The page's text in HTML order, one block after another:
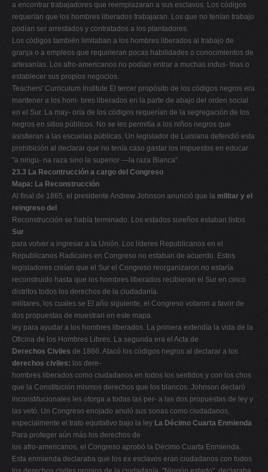
a encontrar trabajadores que reemplazaran a sus esclavos. Los códigos
requerían que los hombres liberados trabajaran. Los que no tenían trabajo
podían ser arrestados y contratados a los plantadores.
Los códigos también limitaban a los hombres liberados al trabajo de
granja o a empleos que requirieran pocas habilidades o conocimientos de
artesanías. Los afro-americanos no podían entrar a muchas indus- trias o
establecer sus propios negocios.
Teachers' Curriculum Institute El tercer propósito de los códigos negros era
mantener a los hom- bres liberados en la parte de abajo del orden social
en el Sur. La may- oría de los códigos requerían de la segregación de los
negros en sitios públicos. No se les permitía a los niños negros que
asistieran a las escuelas públicas. Un legislador de Luisiana defendió esta
prohibición al declarar que no tenía caso gastar los impuestos en educar
"a ningu- na raza sino la superior —la raza Blanca".
23.3 La Recontrucción a cargo del Congreso
Mapa: La Reconstrucción
Al final de 1865, el presidente Andrew Johnson anunció que la militar y el
reingreso del
Reconstrucción se había terminado. Los estados sureños estaban listos
Sur
para volver a ingresar a la Unión. Los líderes Republicanos en el
Republicanos Radicales en Congreso no estaban de acuerdo. Estos
legisladores creían que el Sur el Congreso reorganizaron no estaría
reconstruido hasta que los hombres liberados recibieran el Sur en cinco
distritos todos los derechos de la ciudadanía.
militares, los cuales se El año siguiente, el Congreso votaron a favor de
dos propuestas de muestran en este mapa.
ley para ayudar a los hombres liberados. La primera extendía la vida de la
Oficina de los Hombres Libres. La segunda era el Acta de
Derechos Civiles de 1866. Atacó los códigos negros al declarar a los
derechos civiles: los dere-
hombres liberados como ciudadanos en todos los sentidos y con los chos
que la Constitución mismos derechos que los blancos. Johnson declaró
inconstitucionales les otorga a todas las per- a las dos propuestas de ley y
las vetó. Un Congreso enojado anuló sus sonas como ciudadanos,
especialmente el trato equitativo bajo la ley La Décimo Cuarta Enmienda
Para proteger aún más los derechos de
los afro-americanos, el Congreso aprobó la Décimo Cuarta Enmienda.
Esta enmienda declaraba que los ex esclavos eran ciudadanos con todos